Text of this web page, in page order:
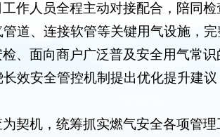
作人员全程主动对接配合，陪同
道、连接软管等关键用气设施，
、面向商户广泛普及安全用气常
效安全管控机制提出优化提升建
契机，统筹抓实燃气安全各项管